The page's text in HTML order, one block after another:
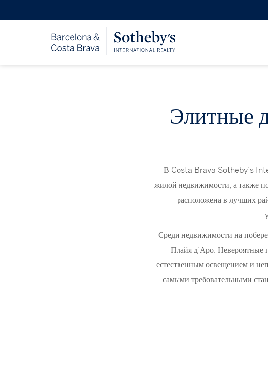
Элитные
В Costa Brava Sotheby’s
жилой недвижимости, а также
расположена в лучших
Среди недвижимости на
Плайя д’Аро. Невероятные
естественным освещением и
самыми требовательными